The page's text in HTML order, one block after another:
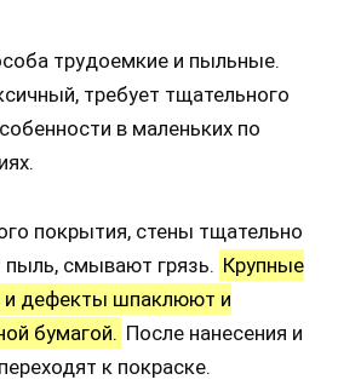
трудоемкие и пыльные.
требует тщательного
в маленьких по
покрытия, стены тщательно
смывают грязь. Крупные
дефекты шпаклюют и
бумагой. После нанесения и
к покраске.